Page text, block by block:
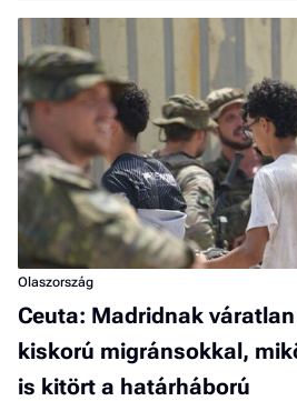
Olaszország
Ceuta: Madridnak
kiskorú migránsokkal,
is kitört a határháború